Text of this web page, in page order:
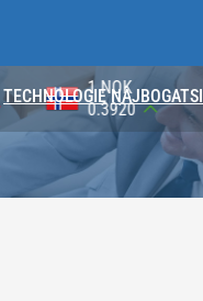
TECHNOLOGIE NAJBOGATSI
1 DKK
0.5753